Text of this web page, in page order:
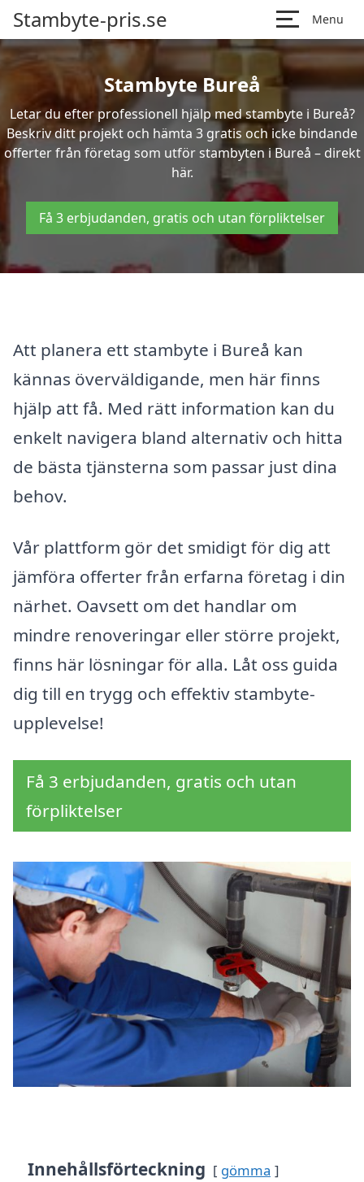
Stambyte-pris.se Menu
Stambyte Bureå
Letar du efter professionell hjälp med stambyte i Bureå?
Beskriv ditt projekt och hämta 3 gratis och icke bindande
offerter från företag som utför stambyten i Bureå – direkt
här.
Få 3 erbjudanden, gratis och utan förpliktelser
Att planera ett stambyte i Bureå kan
kännas överväldigande, men här finns
hjälp att få. Med rätt information kan du
enkelt navigera bland alternativ och hitta
de bästa tjänsterna som passar just dina
behov.
Vår plattform gör det smidigt för dig att
jämföra offerter från erfarna företag i din
närhet. Oavsett om det handlar om
mindre renoveringar eller större projekt,
finns här lösningar för alla. Låt oss guida
dig till en trygg och effektiv stambyte-
upplevelse!
Få 3 erbjudanden, gratis och utan
förpliktelser
Innehållsförteckning gömma